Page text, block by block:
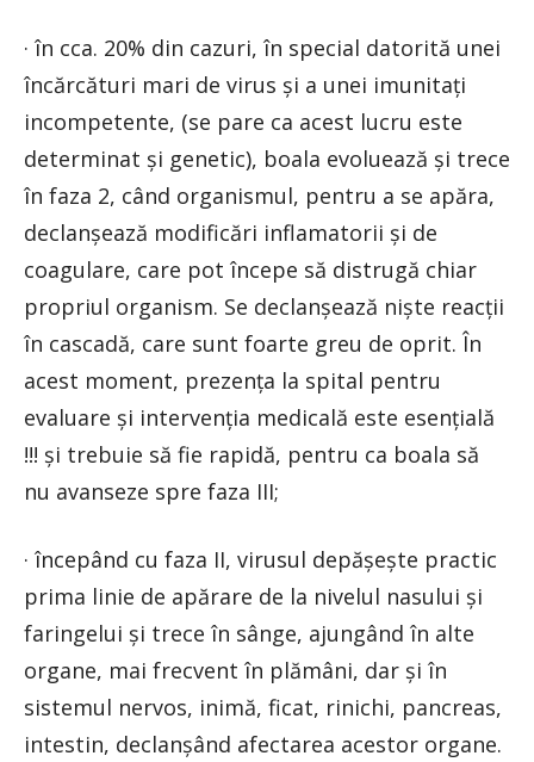
· în cca. 20% din cazuri, în special datorită unei
încărcături mari de virus și a unei imunitați
incompetente, (se pare ca acest lucru este
determinat și genetic), boala evoluează și trece
în faza 2, când organismul, pentru a se apăra,
declanșează modificări inflamatorii și de
coagulare, care pot începe să distrugă chiar
propriul organism. Se declanșează niște reacții
în cascadă, care sunt foarte greu de oprit. În
acest moment, prezența la spital pentru
evaluare și intervenția medicală este esențială
!!! și trebuie să fie rapidă, pentru ca boala să
nu avanseze spre faza III;
· începând cu faza II, virusul depășește practic
prima linie de apărare de la nivelul nasului și
faringelui și trece în sânge, ajungând în alte
organe, mai frecvent în plămâni, dar și în
sistemul nervos, inimă, ficat, rinichi, pancreas,
intestin, declanșând afectarea acestor organe.